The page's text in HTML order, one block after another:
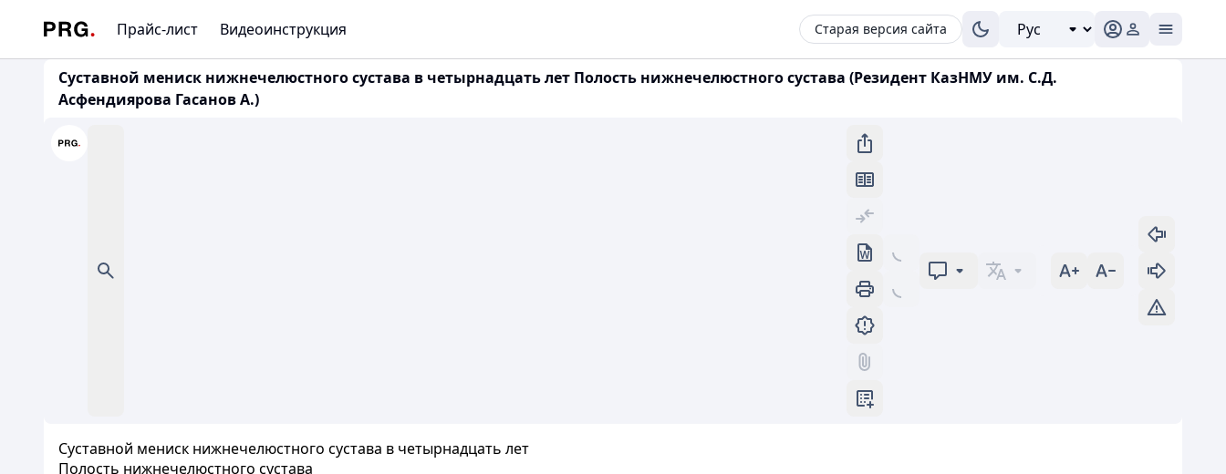
Прайс-лист Видеоинструкция Старая версия сайта
Суставной мениск нижнечелюстного сустава в четырнадцать лет Полость нижнечелюстного сустава (Резидент КазНМУ им. С.Д.
Асфендиярова Гасанов А.)
Суставной мениск нижнечелюстного сустава в четырнадцать лет
Полость нижнечелюстного сустава